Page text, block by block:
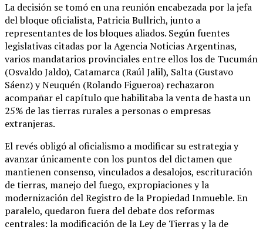
La decisión se tomó en una reunión encabezada por la jefa
del bloque oficialista, Patricia Bullrich, junto a
representantes de los bloques aliados. Según fuentes
legislativas citadas por la Agencia Noticias Argentinas,
varios mandatarios provinciales entre ellos los de Tucumán
(Osvaldo Jaldo), Catamarca (Raúl Jalil), Salta (Gustavo
Sáenz) y Neuquén (Rolando Figueroa) rechazaron
acompañar el capítulo que habilitaba la venta de hasta un
25% de las tierras rurales a personas o empresas
extranjeras.
El revés obligó al oficialismo a modificar su estrategia y
avanzar únicamente con los puntos del dictamen que
mantienen consenso, vinculados a desalojos, escrituración
de tierras, manejo del fuego, expropiaciones y la
modernización del Registro de la Propiedad Inmueble. En
paralelo, quedaron fuera del debate dos reformas
centrales: la modificación de la Ley de Tierras y la de